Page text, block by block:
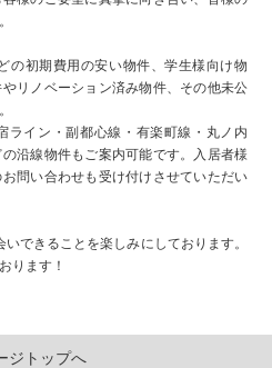
の初期費用の安い物件、学生様向け物
リノベーション済み物件、その他未公
ライン・副都心線・有楽町線・丸ノ内
沿線物件もご案内可能です。入居者様
問い合わせも受け付けさせていただい
できることを楽しみにしております。
ります！
ジトップへ